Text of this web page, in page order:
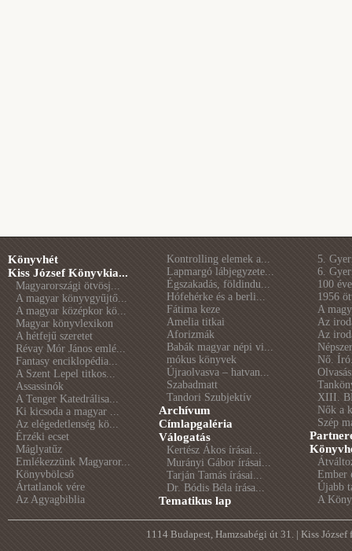
Könyvhét
Kiss József Könyvkia...
Magyarországi ötvösj...
A magyar könyvgyűjtő...
A magyar középkor kö...
Magyar könyvlexikon
A hétfejű szeretet
Révay Mór János emlé...
Fantasy enciklopédia...
A Szent Lepel titkos...
Assassinók
A Tenger Katedrálisa...
Ki kicsoda a magyar ...
Az elégedetlenség kö...
Érzéki ecset
Máglyatűz
Emlékezzünk Magyaror...
Könyvbölcső
Ártatlanok vére
Az Agyagbiblia
Kontrolling elemek a...
Lapmargó lábjegyzete...
Égszakadás, földindu...
Hófehérke és a berli...
Fátima keze
Amelia titkai
Aforizmák
Babák magyar népi vi...
mókus könyvek
Újraolvasva – hatvan...
Szabadmatt
Tandori Szubjektív
Archívum
Címlapgaléria
Válogatás
Kertész Ákos írásai...
Murányi Gábor írásai...
Tarján Tamás írásai...
Dr. Bódis Béla írása...
Tematikus lap
5.
6.
100
1956
A
Az
Az
Nő.
XIII.
Nők a
Szép
Ember
Újabb
A
1114 Budapest, Hamzsabégi út 31. | Kiss